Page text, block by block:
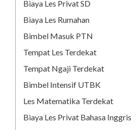
Biaya Les Privat SD
Biaya Les Rumahan
Bimbel Masuk PTN
Tempat Les Terdekat
Tempat Ngaji Terdekat
Bimbel Intensif UTBK
Les Matematika Terdekat
Biaya Les Privat Bahasa Inggris